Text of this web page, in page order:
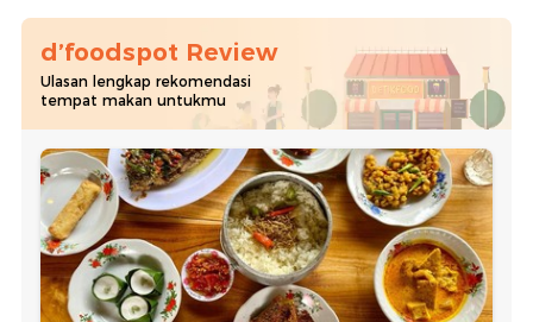
d’foodspot Review
Ulasan lengkap rekomendasi
tempat makan untukmu